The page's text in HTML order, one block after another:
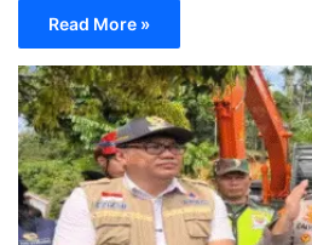
Read More »